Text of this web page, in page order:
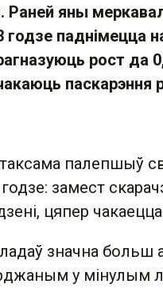
Раней яны
годзе паднімецца
рост да
паскарэння
палепшыў
годзе: замест
цяпер
значна
у мінулым